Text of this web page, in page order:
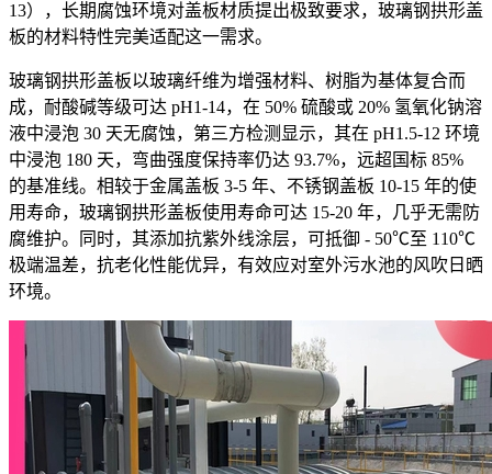
13），长期腐蚀环境对盖板材质提出极致要求，玻璃钢拱形盖
板的材料特性完美适配这一需求。
玻璃钢拱形盖板以玻璃纤维为增强材料、树脂为基体复合而
成，耐酸碱等级可达 pH1-14，在 50% 硫酸或 20% 氢氧化钠溶
液中浸泡 30 天无腐蚀，第三方检测显示，其在 pH1.5-12 环境
中浸泡 180 天，弯曲强度保持率仍达 93.7%，远超国标 85%
的基准线。相较于金属盖板 3-5 年、不锈钢盖板 10-15 年的使
用寿命，玻璃钢拱形盖板使用寿命可达 15-20 年，几乎无需防
腐维护。同时，其添加抗紫外线涂层，可抵御 - 50℃至 110℃
极端温差，抗老化性能优异，有效应对室外污水池的风吹日晒
环境。